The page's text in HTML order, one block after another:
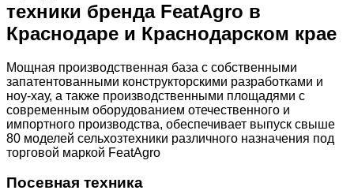
техники бренда FeatAgro в
Краснодаре и Краснодарском крае
Мощная производственная база с собственными
запатентованными конструкторскими разработками и
ноу-хау, а также производственными площадями с
современным оборудованием отечественного и
импортного производства, обеспечивает выпуск свыше
80 моделей сельхозтехники различного назначения под
торговой маркой FeatAgro
Посевная техника